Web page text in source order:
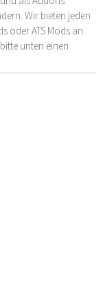
Wir bieten jeden
oder ATS Mods an.
unten einen